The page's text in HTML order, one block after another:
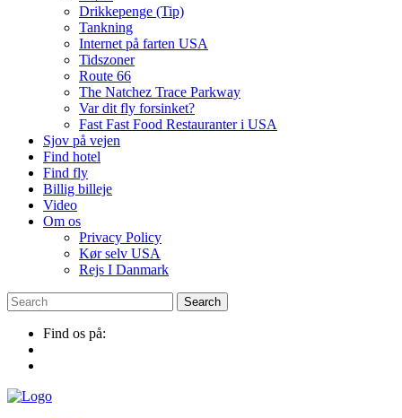
Drikkepenge (Tip)
Tankning
Internet på farten USA
Tidszoner
Route 66
The Natchez Trace Parkway
Var dit fly forsinket?
Fast Fast Food Restauranter i USA
Sjov på vejen
Find hotel
Find fly
Billig billeje
Video
Om os
Privacy Policy
Kør selv USA
Rejs I Danmark
Find os på: